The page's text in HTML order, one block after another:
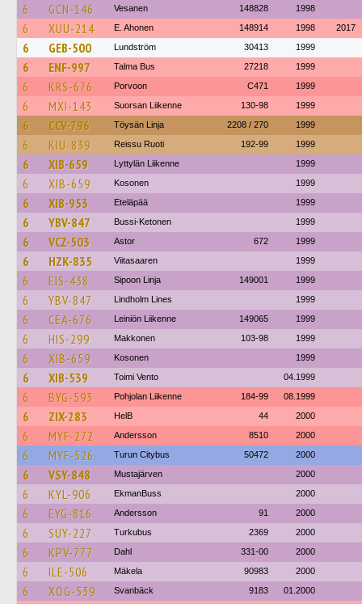
6 GCN-146 Vesanen 148828 1998
6 XUU-214 E. Ahonen 148914 1998 2017
6 GEB-500 Lundström 30413 1999
6 ENF-997 Talma Bus 27218 1999
6 KRS-676 Porvoon C471 1999
6 MXI-143 Suorsan Liikenne 130-98 1999
6 CCV-796 Töysän Linja 2208 / 270 1999
6 KIU-839 Reissu Ruoti 192-99 1999
6 XIB-659 Lyttylän Liikenne 1999
6 XIB-659 Kosonen 1999
6 XIB-953 Eteläpää 1999
6 YBV-847 Bussi-Ketonen 1999
6 VCZ-503 Astor 672 1999
6 HZK-835 Viitasaaren 1999
6 EIS-438 Sipoon Linja 149001 1999
6 YBV-847 Lindholm Lines 1999
6 CEA-676 Leiniön Liikenne 149065 1999
6 HIS-299 Makkonen 103-98 1999
6 XIB-659 Kosonen 1999
6 XIB-539 Toimi Vento 04.1999
6 BYG-593 Pohjolan Liikenne 184-99 08.1999
6 ZIX-283 HelB 44 2000
6 MYF-272 Andersson 8510 2000
6 MYF-526 Turun Citybus 50472 2000
6 VSY-848 Mustajärven 2000
6 KYL-906 EkmanBuss 2000
6 EYG-816 Andersson 91 2000
6 SUY-227 Turkubus 2369 2000
6 KPV-777 Dahl 331-00 2000
6 ILE-506 Mäkela 90983 2000
6 XOG-539 Svanbäck 9183 01.2000